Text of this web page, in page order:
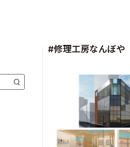
#修理工房なんぼや